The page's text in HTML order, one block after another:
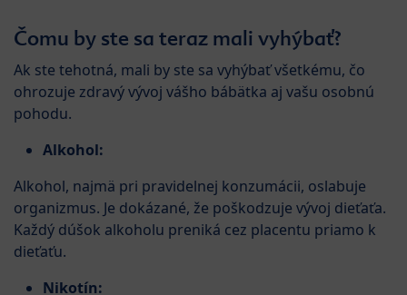
Čomu by ste sa teraz mali vyhýbať?
Ak ste tehotná, mali by ste sa vyhýbať všetkému, čo
ohrozuje zdravý vývoj vášho bábätka aj vašu osobnú
pohodu.
Alkohol:
Alkohol, najmä pri pravidelnej konzumácii, oslabuje
organizmus. Je dokázané, že poškodzuje vývoj dieťaťa.
Každý dúšok alkoholu preniká cez placentu priamo k
dieťaťu.
Nikotín: